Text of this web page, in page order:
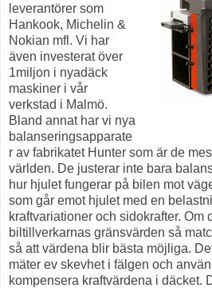
leverantörer som
Hankook, Michelin &
Nokian mfl. Vi har
även investerat över
1miljon i nyadäck
maskiner i vår
verkstad i Malmö.
Bland annat har vi nya
balanseringsapparate
r av fabrikatet Hunter som är de
världen. De justerar inte bara
hur hjulet fungerar på bilen mot
som går emot hjulet med en
kraftvariationer och sidokrafter. Om
biltillverkarnas gränsvärden så
så att värdena blir bästa möjliga.
mäter ev skevhet i fälgen och
kompensera kraftvärdena i däcket.